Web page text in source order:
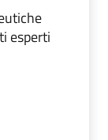
esperti